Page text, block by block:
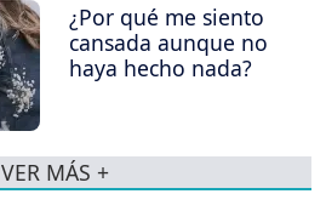
¿Por qué me siento
cansada aunque no
haya hecho nada?
VER MÁS +